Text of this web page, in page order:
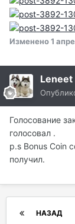
Изменено1
Leneet
Голосование
голосовал .
p.s Bonus Coin
получил.
НАЗАД